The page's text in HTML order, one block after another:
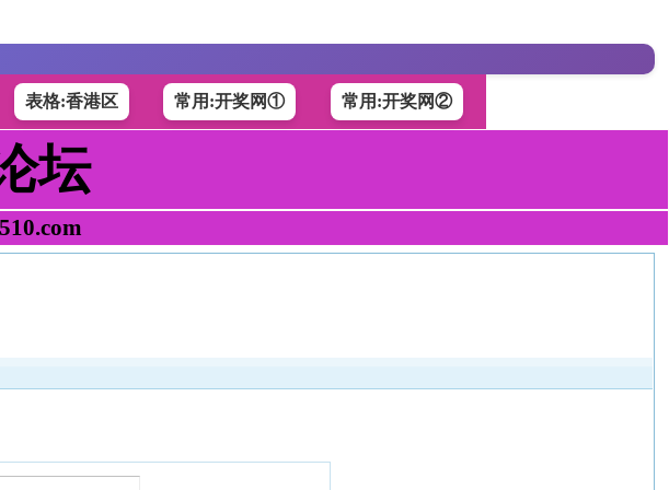
表格:香港区 常用:开奖网① 常用:开奖网②
坛